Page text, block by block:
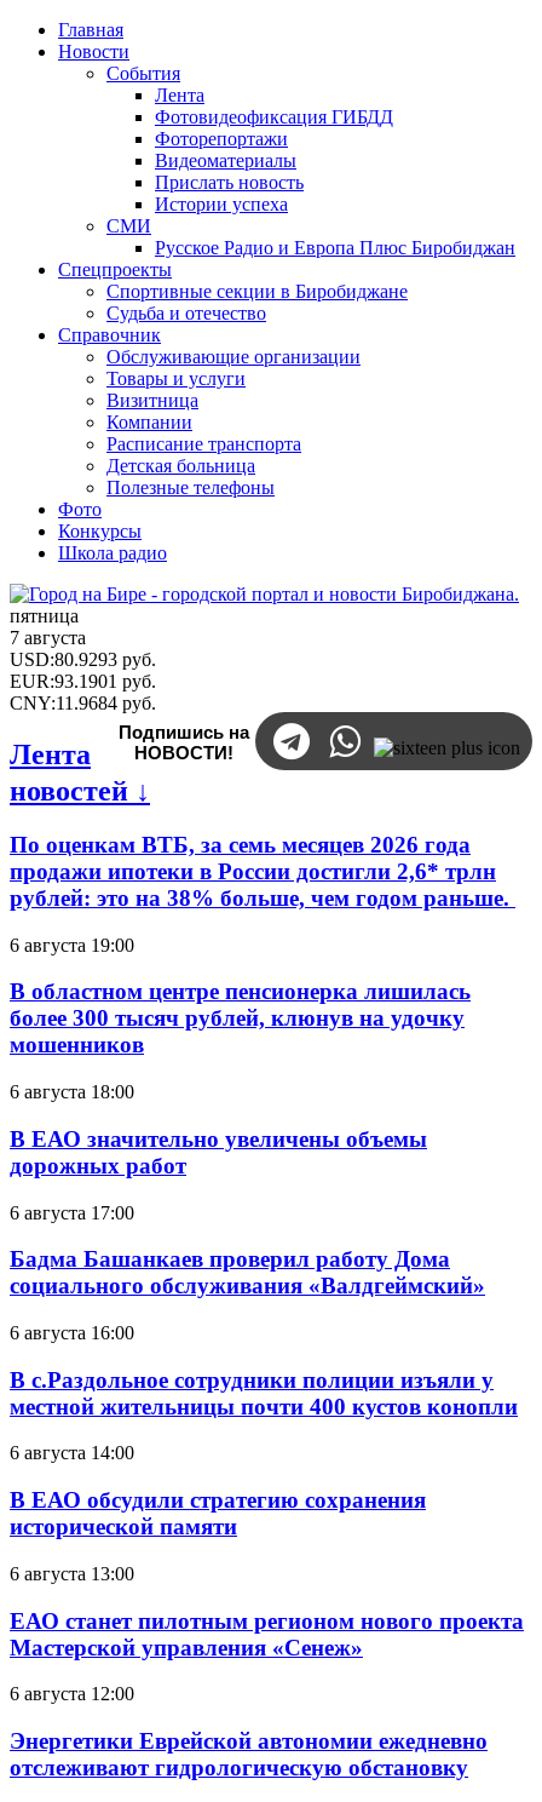
Главная
Новости
События
Лента
Фотовидеофиксация ГИБДД
Фоторепортажи
Видеоматериалы
Прислать новость
Истории успеха
СМИ
Русское Радио и Европа Плюс Биробиджан
Спецпроекты
Спортивные секции в Биробиджане
Судьба и отечество
Справочник
Обслуживающие организации
Товары и услуги
Визитница
Компании
Расписание транспорта
Детская больница
Полезные телефоны
Фото
Конкурсы
Школа радио
пятница
7 августа
USD:80.9293 руб.
EUR:93.1901 руб.
CNY:11.9684 руб.
Подпишись на
НОВОСТИ!
Лента
новостей ↓
По оценкам ВТБ, за семь месяцев 2026 года
продажи ипотеки в России достигли 2,6* трлн
рублей: это на 38% больше, чем годом раньше.
6 августа 19:00
В областном центре пенсионерка лишилась
более 300 тысяч рублей, клюнув на удочку
мошенников
6 августа 18:00
В ЕАО значительно увеличены объемы
дорожных работ
6 августа 17:00
Бадма Башанкаев проверил работу Дома
социального обслуживания «Валдгеймский»
6 августа 16:00
В с.Раздольное сотрудники полиции изъяли у
местной жительницы почти 400 кустов конопли
6 августа 14:00
В ЕАО обсудили стратегию сохранения
исторической памяти
6 августа 13:00
ЕАО станет пилотным регионом нового проекта
Мастерской управления «Сенеж»
6 августа 12:00
Энергетики Еврейской автономии ежедневно
отслеживают гидрологическую обстановку